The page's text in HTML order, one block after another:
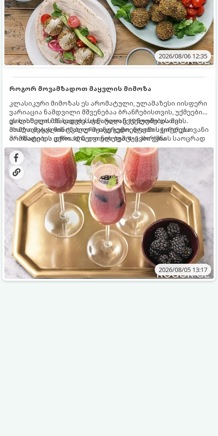
2026/08/06 12:35
როგორ მოვამზადოთ მაყვლის მიმოზა
კლასიკური მიმოზას ეს არომატული, ულამაზესი იისფერი
ვარიაცია ნამდვილი მშვენებაა ბრანჩებისთვის, უქმეების
დილისთვის ან სადღესასწაულო წვეულებებისთვის.
ახალი მაყვლის ტკბილ-მჟავე გემო, ლაიმის ციტრუსოვანი
არომატი და ცქრიალა ღვინის ბუშტუკები ქმნის საოცრად
დახვეწილ და მაგრილებელ კოქტეილს.
ეს სასმელი მზადდება სულ რაღაც 10 წუთში და მის
მომზადებას მინიმალური ინგრედიენტები სჭირდება.
მომზადების დრო: 10 წუთი ულუფა: 4–6 პორცია
2026/08/05 13:17